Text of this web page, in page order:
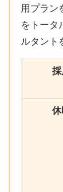
用プラン
をトータ
ルタント